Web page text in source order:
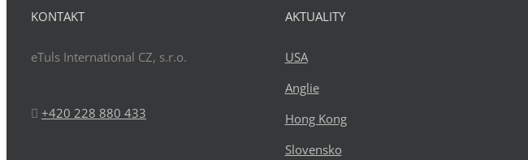
KONTAKT
eTuls International CZ, s.r.o.
+420 228 880 433
AKTUALITY
USA
Anglie
Hong Kong
Slovensko